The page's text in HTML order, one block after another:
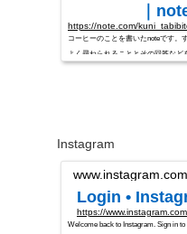
｜
https://note.com/
コーヒーのことを書いたnoteです。
よく尋ねられることとその回答な
Instagram
www.instagram.com
Login •
https://
Welcome back to Instagram. Sign in